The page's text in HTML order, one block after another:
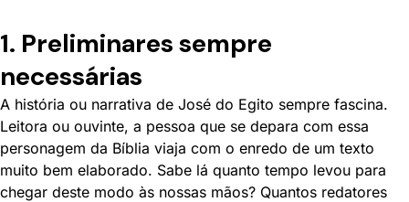
1. Preliminares sempre
necessárias
A história ou narrativa de José do Egito sempre fascina.
Leitora ou ouvinte, a pessoa que se depara com essa
personagem da Bíblia viaja com o enredo de um texto
muito bem elaborado. Sabe lá quanto tempo levou para
chegar deste modo às nossas mãos? Quantos redatores